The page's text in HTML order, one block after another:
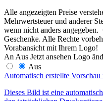
Alle angezeigten Preise
Mehrwertsteuer und anderer
wenn nicht anders
Geschenke. Alle Rechte
Vorabansicht mit Ihrem Logo!
An Aus Jetzt ansehen Logo
Aus
Automatisch erstellte
Dieses Bild ist eine